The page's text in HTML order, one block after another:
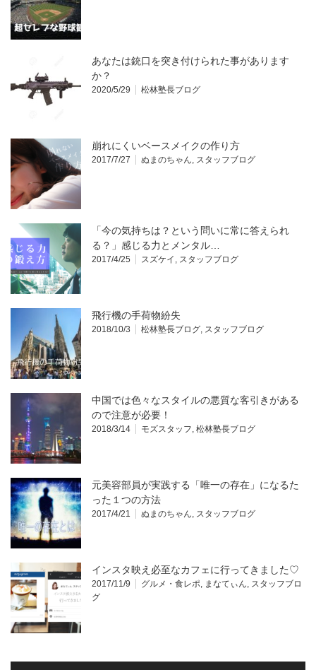
あなたは銃口を突き付けられた事があります
か？
2020/5/29 松林塾長ブログ
崩れにくいベースメイクの作り方
2017/7/27 ぬまのちゃん, スタッフブログ
「今の気持ちは？という問いに常に答えられ
る？」感じる力とメンタル…
2017/4/25 スズケイ , スタッフブログ
飛行機の手荷物紛失
2018/10/3 松林塾長ブログ, スタッフブログ
中国では色々なスタイルの悪質な客引きがある
ので注意が必要！
2018/3/14 モズスタッフ, 松林塾長ブログ
元美容部員が実践する「唯一の存在」になるた
った１つの方法
2017/4/21 ぬまのちゃん, スタッフブログ
インスタ映え必至なカフェに行ってきました♡
2017/11/9 グルメ・食レポ, まなてぃん, スタッフブロ
グ